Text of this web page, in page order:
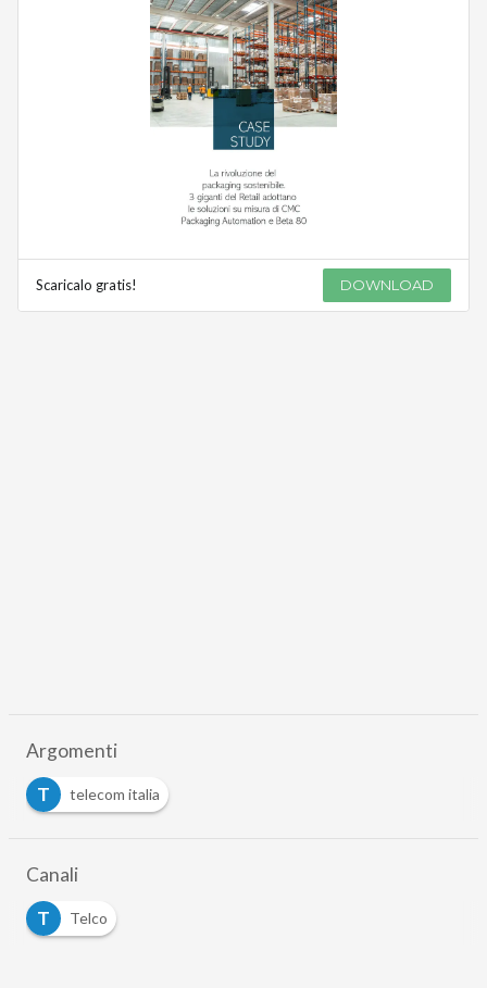
Scaricalo gratis! DOWNLOAD
Argomenti
T
telecom italia
Canali
T
Telco